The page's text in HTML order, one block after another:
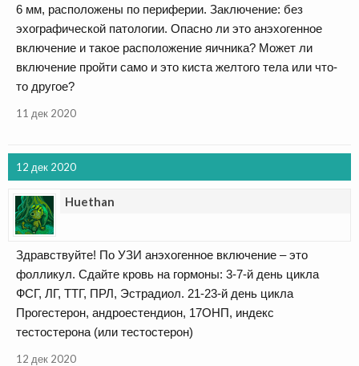
6 мм, расположены по периферии. Заключение: без
эхографической патологии. Опасно ли это анэхогенное
включение и такое расположение яичника? Может ли
включение пройти само и это киста желтого тела или что-
то другое?
11 дек 2020
12 дек 2020
Huethan
Здравствуйте! По УЗИ анэхогенное включение – это
фолликул. Сдайте кровь на гормоны: 3-7-й день цикла
ФСГ, ЛГ, ТТГ, ПРЛ, Эстрадиол. 21-23-й день цикла
Прогестерон, андроестендион, 17ОНП, индекс
тестостерона (или тестостерон)
12 дек 2020